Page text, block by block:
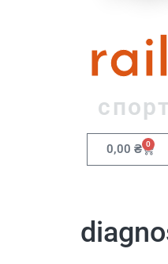
0,00 ₴ 0